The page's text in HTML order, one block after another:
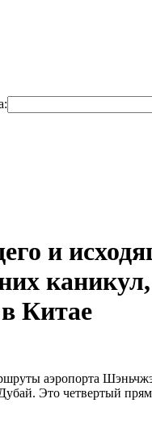
и
Китае
аэропорта
Это четвертый